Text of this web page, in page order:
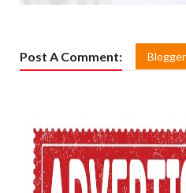
Post A Comment: Blogger